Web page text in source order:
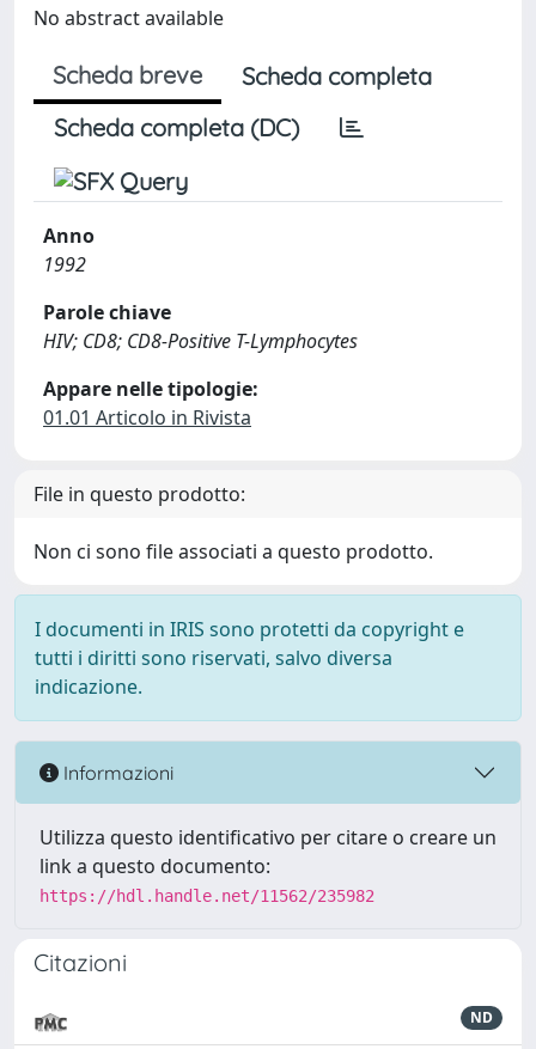
No abstract available
Scheda breve
Scheda completa
Scheda completa (DC)
Anno
1992
Parole chiave
HIV; CD8; CD8-Positive T-Lymphocytes
Appare nelle tipologie:
01.01 Articolo in Rivista
File in questo prodotto:
Non ci sono file associati a questo prodotto.
I documenti in IRIS sono protetti da copyright e
tutti i diritti sono riservati, salvo diversa
indicazione.
Informazioni
Utilizza questo identificativo per citare o creare un
link a questo documento:
https://hdl.handle.net/11562/235982
Citazioni
ND